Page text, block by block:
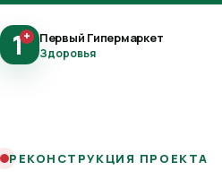
1+ Первый Гипермаркет
Здоровья
РЕКОНСТРУКЦИЯ ПРОЕКТА